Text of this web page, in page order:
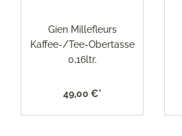
Gien Millefleurs
Kaffee-/Tee-Obertasse
0,16ltr.
49,00 €*